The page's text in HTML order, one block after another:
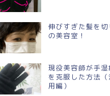
伸びすぎた髪を
の美容室！
現役美容師が手
を克服した方法
用編）